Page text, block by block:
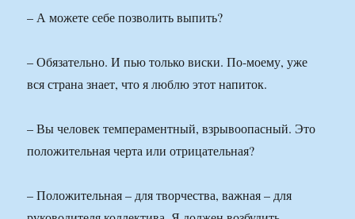
– А можете себе позволить выпить?
– Обязательно. И пью только виски. По-моему, уже
вся страна знает, что я люблю этот напиток.
– Вы человек темпераментный, взрывоопасный. Это
положительная черта или отрицательная?
– Положительная – для творчества, важная – для